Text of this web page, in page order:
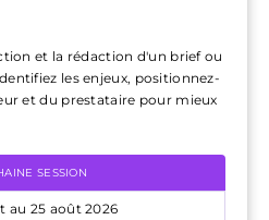
et la rédaction d'un brief ou
les enjeux, positionnez-
et du prestataire pour mieux
SESSION
au 25 août 2026